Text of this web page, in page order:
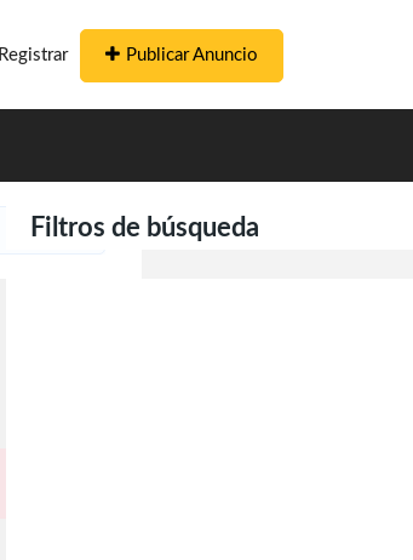
Registrar Publicar Anuncio
Filtros de búsqueda